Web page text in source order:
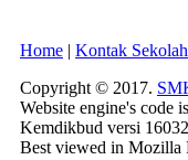
Home | Kontak Sekolah
Copyright © 2017.
Website engine's code
Kemdikbud versi
Best viewed in Mozilla